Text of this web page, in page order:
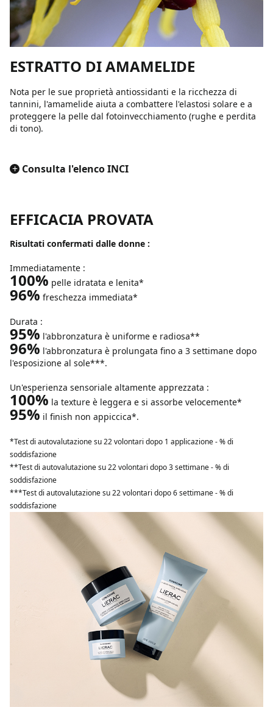
ESTRATTO DI AMAMELIDE
Nota per le sue proprietà antiossidanti e la ricchezza di
tannini, l'amamelide aiuta a combattere l'elastosi solare e a
proteggere la pelle dal fotoinvecchiamento (rughe e perdita
di tono).
+ Consulta l'elenco INCI
EFFICACIA PROVATA
Risultati confermati dalle donne :
Immediatamente :
100% pelle idratata e lenita*
96% freschezza immediata*
Durata :
95% l'abbronzatura è uniforme e radiosa**
96% l'abbronzatura è prolungata fino a 3 settimane dopo
l'esposizione al sole***.
Un'esperienza sensoriale altamente apprezzata :
100% la texture è leggera e si assorbe velocemente*
95% il finish non appiccica*.
*Test di autovalutazione su 22 volontari dopo 1 applicazione - % di
soddisfazione
**Test di autovalutazione su 22 volontari dopo 3 settimane - % di
soddisfazione
***Test di autovalutazione su 22 volontari dopo 6 settimane - % di
soddisfazione